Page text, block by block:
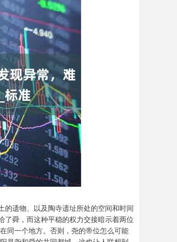
的遗物、以及陶寺遗址所处的空间和时间
了舜，而这种平稳的权力交接暗示着两位
同一个地方。否则，尧的帝位怎么可能